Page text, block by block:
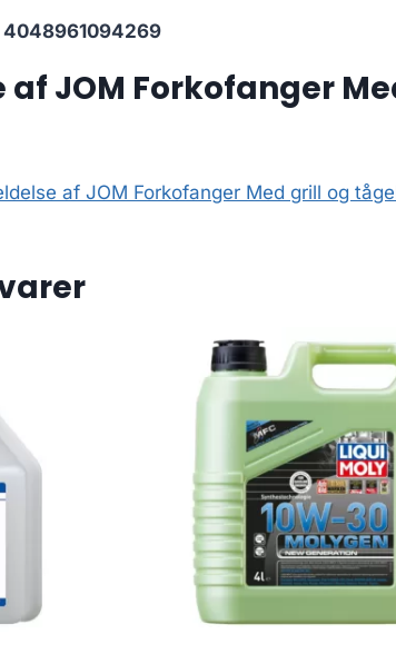
4048961094269
JOM Forkofanger
af JOM Forkofanger Med grill og